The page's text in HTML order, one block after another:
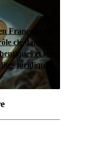
France et en
clé dans les
et les
juridiques